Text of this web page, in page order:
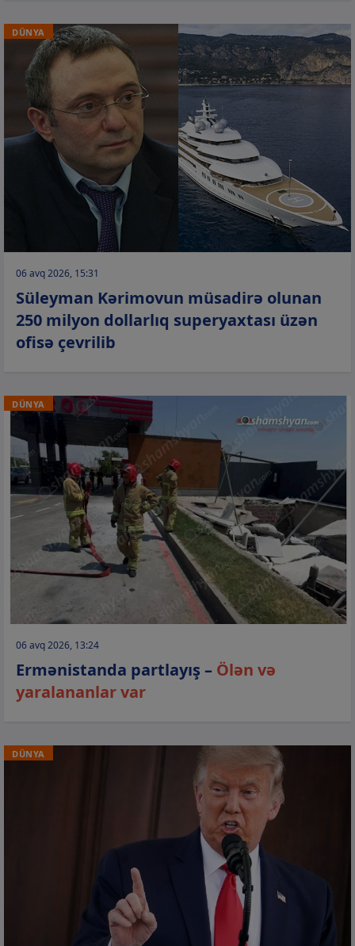
DÜNYA
06 avq 2026, 15:31
Süleyman Kərimovun müsadirə olunan
250 milyon dollarlıq superyaxtası üzən
ofisə çevrilib
DÜNYA
06 avq 2026, 13:24
Ermənistanda partlayış – Ölən və
yaralananlar var
DÜNYA